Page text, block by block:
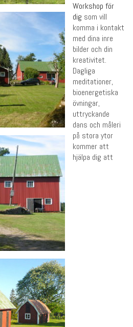
Workshop för
dig som vill
komma i kontakt
med dina inre
bilder och din
kreativitet.
Dagliga
meditationer,
bioenergetiska
övningar,
uttryckande
dans och måleri
på stora ytor
kommer att
hjälpa dig att